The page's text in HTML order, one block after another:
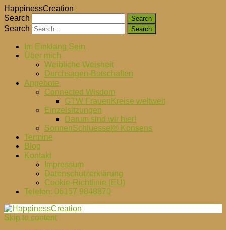
HappinessCreation
Search
Search
Im Einklang Sein
Über mich
Weibliche Weisheit
Durchsagen-Botschaften
Angebote
Connected Wisdom
GTW FrauenKreise weltweit
Einzelsitzungen
Darum sind wir hier!
SonnenSchluessel® Konsens
Termine
Blog
Kontakt
Impressum
Datenschutzerklärung
Cookie-Richtlinie (EU)
Telefon: 06157 9848870
Skip to content